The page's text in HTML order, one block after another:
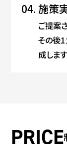
04. 施策
ご提案
その後
成します